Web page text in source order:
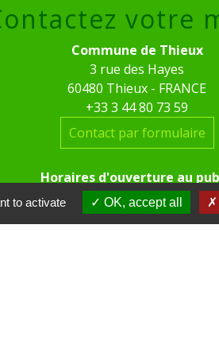
votre
Commune de Thieux
3 rue des Hayes
60480 Thieux - FRANCE
+33 3 44 80 73 59
Contact par formulaire
Horaires d'ouverture au
le mardi de 16h00 à 18h00
le jeudi de 16h00 à 17h00
to activate OK, accept all